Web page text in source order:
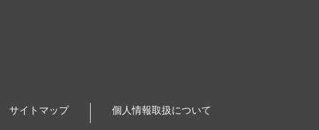
サイトマップ 個人情報取扱について